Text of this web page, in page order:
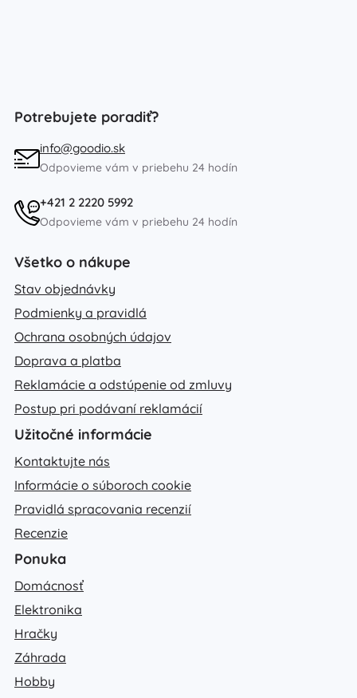
Potrebujete poradiť?
info@goodio.sk
Odpovieme vám v priebehu 24 hodín
+421 2 2220 5992
Odpovieme vám v priebehu 24 hodín
Všetko o nákupe
Stav objednávky
Podmienky a pravidlá
Ochrana osobných údajov
Doprava a platba
Reklamácie a odstúpenie od zmluvy
Postup pri podávaní reklamácií
Užitočné informácie
Kontaktujte nás
Informácie o súboroch cookie
Pravidlá spracovania recenzií
Recenzie
Ponuka
Domácnosť
Elektronika
Hračky
Záhrada
Hobby